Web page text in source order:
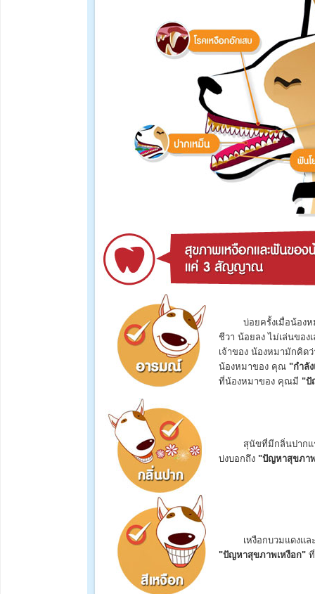
บ่อยครั้งเมื่อน้อง
ชีวา น้อยลง ไม่เล่นขอ
เจ้าของ น้องหมามักคิด
น้องหมาของ คุณ "กำลั
ที่น้องหมาของ คุณมี "ปั
สุนัขที่มีกลิ่นปากแ
บ่งบอกถึง "ปัญหาสุขภา
เหงือกบวมแดงแ
"ปัญหาสุขภาพเหงือก"